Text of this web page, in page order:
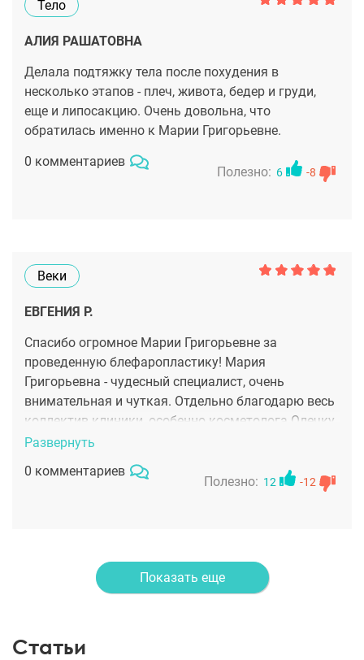
Тело
АЛИЯ РАШАТОВНА
Делала подтяжку тела после похудения в
несколько этапов - плеч, живота, бедер и груди,
еще и липосакцию. Очень довольна, что
обратилась именно к Марии Григорьевне.
0 комментариев
Полезно: 6 -8
Веки
ЕВГЕНИЯ Р.
Спасибо огромное Марии Григорьевне за
проведенную блефаропластику! Мария
Григорьевна - чудесный специалист, очень
внимательная и чуткая. Отдельно благодарю весь
коллектив клиники, особенно косметолога Олечку
и постовую сестру Людмилу. Благодаря им моя
Развернуть
0 комментариев
Полезно: 12 -12
Показать еще
Статьи